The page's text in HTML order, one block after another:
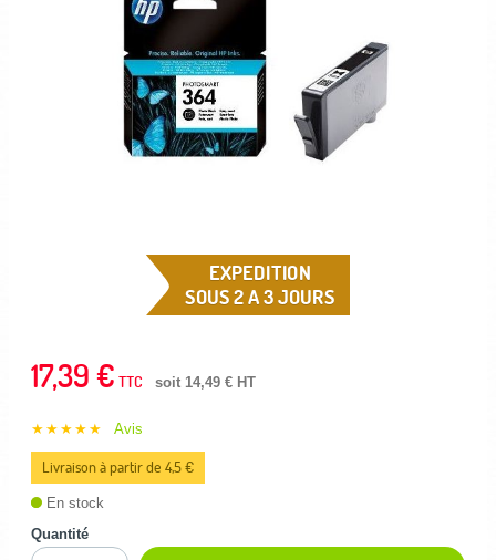
EXPEDITION
SOUS 2 A 3 JOURS
17,39 € TTC soit 14,49 € HT
★★★★★ Avis
Livraison à partir de 4,5 €
En stock
Quantité